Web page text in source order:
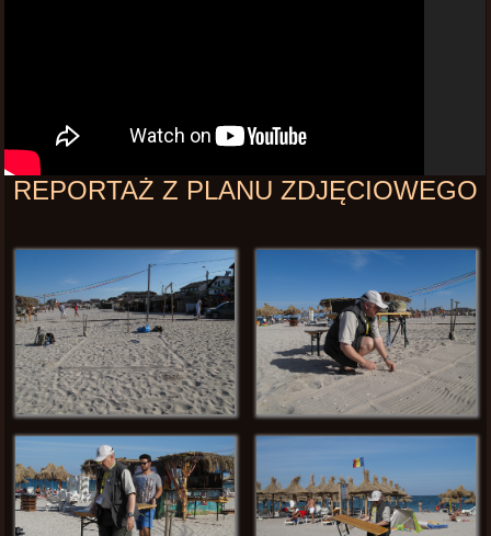
REPORTAŻ Z PLANU ZDJĘCIOWEGO